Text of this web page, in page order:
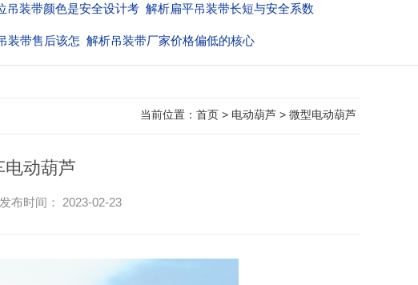
吊装带颜色是安全设计考 解析扁平吊装带长短与安全系数
装带售后该怎 解析吊装带厂家价格偏低的核心
当前位置： 首页 > 电动葫芦 > 微型电动葫芦
电动葫芦
布时间： 2023-02-23